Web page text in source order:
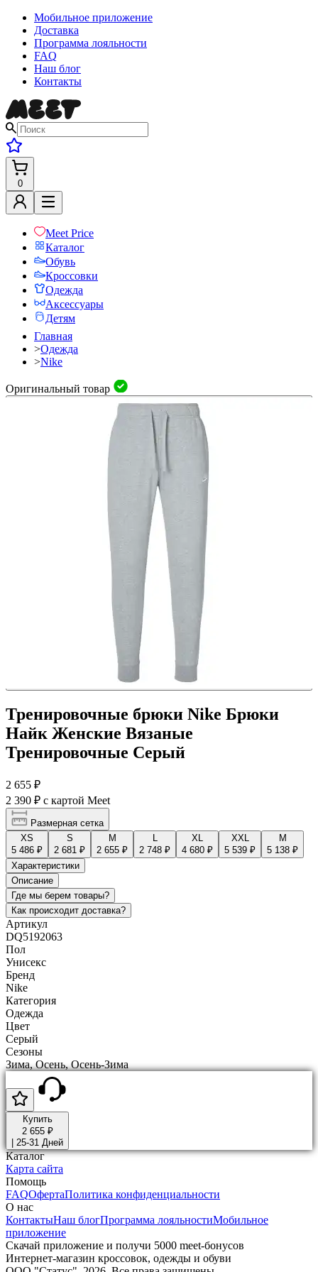
Мобильное приложение
Доставка
Программа лояльности
FAQ
Наш блог
Контакты
0
Meet Price
Каталог
Обувь
Кроссовки
Одежда
Аксессуары
Детям
Главная
>Одежда
>Nike
Оригинальный товар
Тренировочные брюки Nike Брюки
Найк Женские Вязаные
Тренировочные Серый
2 655 ₽
2 390 ₽ с картой Meet
Размерная сетка
XS
5 486 ₽
S
2 681 ₽
M
2 655 ₽
2 748 ₽
XL
4 680 ₽
XXL
5 539 ₽
М
5 138 ₽
Характеристики
Описание
Где мы берем товары?
Как происходит доставка?
Артикул
DQ5192063
Пол
Унисекс
Бренд
Nike
Категория
Одежда
Цвет
Серый
Сезоны
Зима, Осень, Осень-Зима
Купить
2 655 ₽
25-31 Дней
Каталог
Карта сайта
Помощь
FAQОфертаПолитика конфиденциальности
О нас
КонтактыНаш блогПрограмма лояльностиМобильное
приложение
Скачай приложение и получи 5000 meet-бонусов
Интернет-магазин кроссовок, одежды и обуви